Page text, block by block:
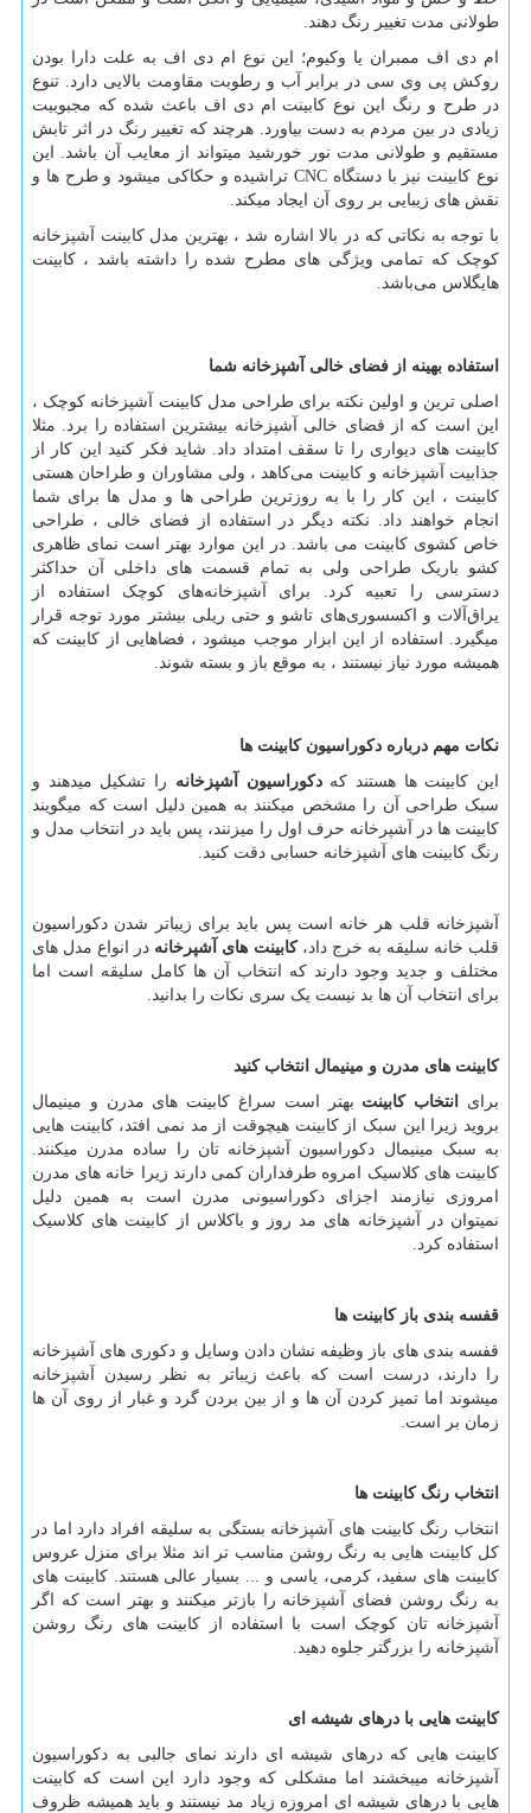
طولانی مدت تغییر رنگ دهند.
ام دی اف ممبران یا وکیوم؛ این نوع ام دی اف به علت دارا بودن
روکش پی وی سی در برابر آب و رطوبت مقاومت بالایی دارد. تنوع
در طرح و رنگ این نوع کابینت ام دی اف باعث شده که مجبوبیت
زیادی در بین مردم به دست بیاورد. هرچند که تغییر رنگ در اثر تابش
مستقیم و طولانی مدت نور خورشید می­تواند از معایب آن باشد. این
نوع کابینت نیز با دستگاه CNCتراشیده و حکاکی می­شود و طرح­ ها و
نقش ­های زیبایی بر روی آن ایجاد می­کند.
با توجه به نکاتی که در بالا اشاره شد ، بهترین مدل کابینت آشپزخانه
کوچک که تمامی ویژگی های مطرح شده را داشته باشد ، کابینت
هایگلاس می‌باشد.
استفاده بهینه از فضای خالی آشپزخانه شما
اصلی ترین و اولین نکته برای طراحی مدل کابینت آشپزخانه کوچک ،
این است که از فضای خالی آشپزخانه بیشترین استفاده را برد. مثلا
کابینت های دیواری را تا سقف امتداد داد. شاید فکر کنید این کار از
جذابیت آشپزخانه و کابینت می‌کاهد ، ولی مشاوران و طراحان هستی
کابینت ، این کار را با به روزترین طراحی‌ ها و مدل ‌ها برای شما
انجام خواهند داد. نکته دیگر در استفاده از فضای خالی ، طراحی
خاص کشوی کابینت می ‌باشد. در این موارد بهتر است نمای ظاهری
کشو باریک طراحی ولی به تمام قسمت های داخلی آن حداکثر
دسترسی را تعبیه کرد. برای آشپزخانه‌های کوچک استفاده از
یراق‌آلات و اکسسوری‌های تاشو و حتی ریلی بیشتر مورد توجه قرار
میگیرد. استفاده از این ابزار موجب میشود ، فضاهایی از کابینت که
همیشه مورد نیاز نیستند ، به موقع باز و بسته شوند.
نکات مهم درباره دکوراسیون کابینت ها
این کابینت ها هستند کهدکوراسیون آشپزخانه را تشکیل میدهند و
سبک طراحی آن را مشخص میکنند به همین دلیل است که میگویند
کابینت ها در آشپرخانه حرف اول را میزنند، پس باید در انتخاب مدل و
رنگ کابینت های آشپزخانه حسابی دقت کنید.
آشپزخانه قلب هر خانه است پس باید برای زیباتر شدن دکوراسیون
قلب خانه سلیقه به خرج داد،کابینت های آشپرخانه در انواع مدل های
مختلف و جدید وجود دارند که انتخاب آن ها کامل سلیقه است اما
برای انتخاب آن ها بد نیست یک سری نکات را بدانید.
کابینت های مدرن و مینیمال انتخاب کنید
برای
انتخاب کابینت بهتر است سراغ کابینت های مدرن و مینیمال
بروید زیرا این سبک از کابینت هیچوقت از مد نمی افتد، کابینت هایی
به سبک مینیمال دکوراسیون آشپزخانه تان را ساده مدرن میکنند.
کابینت های کلاسیک امروه طرفداران کمی دارند زیرا خانه های مدرن
امروزی نیازمند اجزای دکوراسیونی مدرن است به همین دلیل
نمیتوان در آشپزخانه های مد روز و باکلاس از کابینت های کلاسیک
استفاده کرد.
قفسه بندی باز کابینت ها
قفسه بندی های باز وظیفه نشان دادن وسایل و دکوری های آشپزخانه
را دارند، درست است که باعث زیباتر به نظر رسیدن آشپزخانه
میشوند اما تمیز کردن آن ها و از بین بردن گرد و غبار از روی آن ها
زمان بر است.
انتخاب رنگ کابینت ها
انتخاب رنگ کابینت های آشپزخانه بستگی به سلیقه افراد دارد اما در
کل کابینت هایی به رنگ روشن مناسب تر اند مثلا برای منزل عروس
کابینت های سفید، کرمی، یاسی و ... بسیار عالی هستند. کابینت های
به رنگ روشن فضای آشپزخانه را بازتر میکنند و بهتر است که اگر
آشپزخانه تان کوچک است با استفاده از کابینت های رنگ روشن
آشپزخانه را بزرگتر جلوه دهید.
کابینت هایی با درهای شیشه ای
کابینت هایی که درهای شیشه ای دارند نمای جالبی به دکوراسیون
آشپزخانه میبخشند اما مشکلی که وجود دارد این است که کابینت
هایی با درهای شیشه ای امروزه زیاد مد نیستند و باید همیشه ظروف